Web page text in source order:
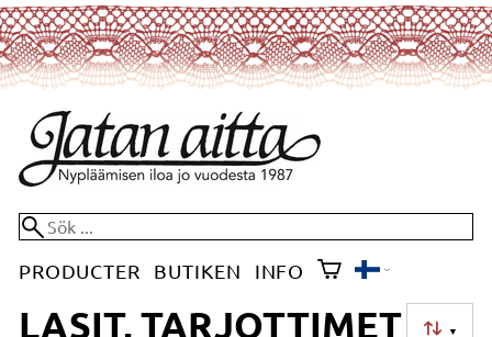
PRODUCTER BUTIKEN INFO
▼
LASIT, TARJOTTIMET